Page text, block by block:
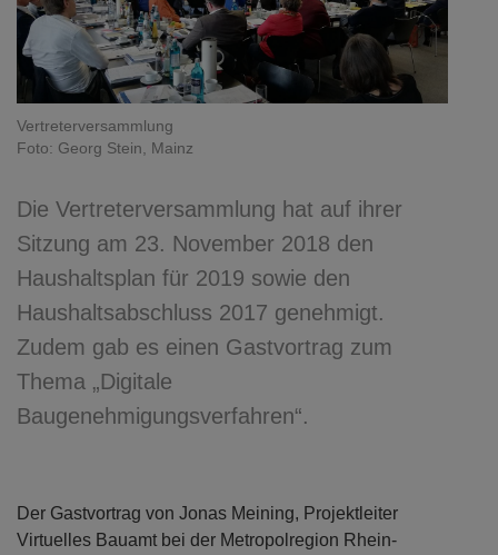
Vertreterversammlung
Foto: Georg Stein, Mainz
Die Vertreterversammlung hat auf ihrer
Sitzung am 23. November 2018 den
Haushaltsplan für 2019 sowie den
Haushaltsabschluss 2017 genehmigt.
Zudem gab es einen Gastvortrag zum
Thema „Digitale
Baugenehmigungsverfahren“.
Der Gastvortrag von Jonas Meining, Projektleiter
Virtuelles Bauamt bei der Metropolregion Rhein-